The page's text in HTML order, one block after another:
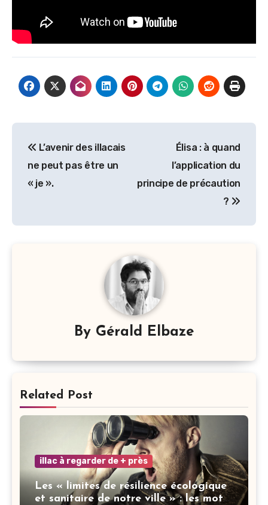
de
l’article
L’avenir des illacais
ne peut pas être un
« je ».
Élisa : à quand
l’application du
principe de précaution
?
By Gérald Elbaze
Related Post
illac à regarder de + près
Les « limites de résilience écologique
et sanitaire de notre ville » : les mots